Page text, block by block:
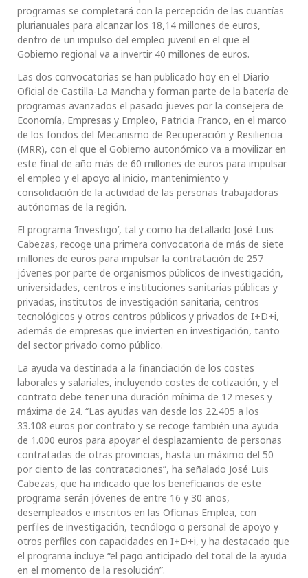
programas se completará con la percepción de las cuantías
plurianuales para alcanzar los 18,14 millones de euros,
dentro de un impulso del empleo juvenil en el que el
Gobierno regional va a invertir 40 millones de euros.
Las dos convocatorias se han publicado hoy en el Diario
Oficial de Castilla-La Mancha y forman parte de la batería de
programas avanzados el pasado jueves por la consejera de
Economía, Empresas y Empleo, Patricia Franco, en el marco
de los fondos del Mecanismo de Recuperación y Resiliencia
(MRR), con el que el Gobierno autonómico va a movilizar en
este final de año más de 60 millones de euros para impulsar
el empleo y el apoyo al inicio, mantenimiento y
consolidación de la actividad de las personas trabajadoras
autónomas de la región.
El programa ‘Investigo’, tal y como ha detallado José Luis
Cabezas, recoge una primera convocatoria de más de siete
millones de euros para impulsar la contratación de 257
jóvenes por parte de organismos públicos de investigación,
universidades, centros e instituciones sanitarias públicas y
privadas, institutos de investigación sanitaria, centros
tecnológicos y otros centros públicos y privados de I+D+i,
además de empresas que invierten en investigación, tanto
del sector privado como público.
La ayuda va destinada a la financiación de los costes
laborales y salariales, incluyendo costes de cotización, y el
contrato debe tener una duración mínima de 12 meses y
máxima de 24. “Las ayudas van desde los 22.405 a los
33.108 euros por contrato y se recoge también una ayuda
de 1.000 euros para apoyar el desplazamiento de personas
contratadas de otras provincias, hasta un máximo del 50
por ciento de las contrataciones”, ha señalado José Luis
Cabezas, que ha indicado que los beneficiarios de este
programa serán jóvenes de entre 16 y 30 años,
desempleados e inscritos en las Oficinas Emplea, con
perfiles de investigación, tecnólogo o personal de apoyo y
otros perfiles con capacidades en I+D+i, y ha destacado que
el programa incluye “el pago anticipado del total de la ayuda
en el momento de la resolución”.